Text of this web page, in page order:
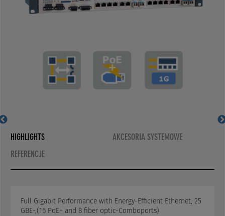
MS400890MX-V2
HIGHLIGHTS
AKCESORIA SYSTEMOWE
REFERENCJE
Full Gigabit Performance with Energy-Efficient Ethernet, 25
GBE-,(16 PoE+ and 8 fiber optic-Comboports)